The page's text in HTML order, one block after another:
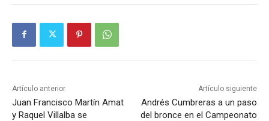
Artículo anterior
Juan Francisco Martín Amat
y Raquel Villalba se
Artículo siguiente
Andrés Cumbreras a un paso
del bronce en el Campeonato